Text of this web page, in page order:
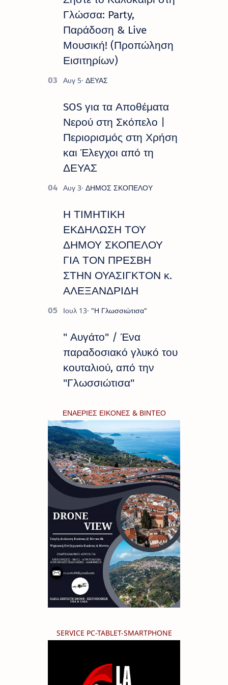
πρόγραμμα εκδ…
Γλώσσα: Party,
Παράδοση & Live
Μουσική! (Προπώληση
Εισιτηρίων)
SOS για τα Αποθέματα
Νερού στη Σκόπελο |
Περιορισμός στη Χρήση
και Έλεγχοι από τη
ΔΕΥΑΣ
Η ΤΙΜΗΤΙΚΗ
ΕΚΔΗΛΩΣΗ ΤΟΥ
ΔΗΜΟΥ ΣΚΟΠΕΛΟΥ
ΓΙΑ ΤΟΝ ΠΡΕΣΒΗ
ΣΤΗΝ ΟΥΑΣΙΓΚΤΟΝ κ.
ΑΛΕΞΑΝΔΡΙΔΗ
" Αυγάτο" / Ένα
παραδοσιακό γλυκό του
κουταλιού, από την
"Γλωσσιώτισα"
ΕΝΑΕΡΙΕΣ ΕΙΚΟΝΕΣ & ΒΙΝΤΕΟ
SERVICE PC-TABLET-SMARTPHONE